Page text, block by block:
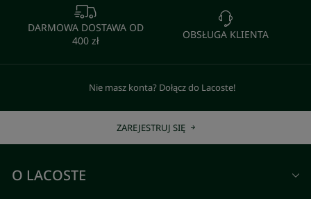
DARMOWA DOSTAWA OD
400 zł
OBSŁUGA KLIENTA
Nie masz konta? Dołącz do Lacoste!
ZAREJESTRUJ SIĘ
O LACOSTE